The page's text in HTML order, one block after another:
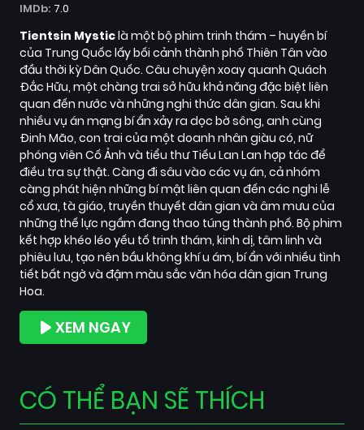
IMDb: 7.0
Tientsin Mysticlà một bộ phim trinh thám – huyền bí
của Trung Quốc lấy bối cảnh thành phố Thiên Tân vào
đầu thời kỳ Dân Quốc. Câu chuyện xoay quanh Quách
Đắc Hữu, một chàng trai sở hữu khả năng đặc biệt liên
quan đến nước và những nghi thức dân gian. Sau khi
nhiều vụ án mạng bí ẩn xảy ra dọc bờ sông, anh cùng
Đinh Mão, con trai của một doanh nhân giàu có, nữ
phóng viên Cố Ảnh và tiểu thư Tiếu Lan Lan hợp tác để
điều tra sự thật. Càng đi sâu vào các vụ án, cả nhóm
càng phát hiện những bí mật liên quan đến các nghi lễ
cổ xưa, tà giáo, truyền thuyết dân gian và âm mưu của
những thế lực ngầm đang thao túng thành phố. Bộ phim
kết hợp khéo léo yếu tố trinh thám, kinh dị, tâm linh và
phiêu lưu, tạo nên bầu không khí u ám, bí ẩn với nhiều tình
tiết bất ngờ và đậm màu sắc văn hóa dân gian Trung
Hoa.
XEM NGAY
CÓ THỂ BẠN SẼ THÍCH